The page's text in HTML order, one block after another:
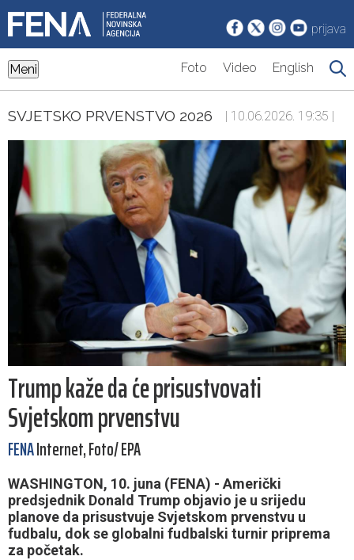
prijava
Meni Foto Video English
SVJETSKO PRVENSTVO 2026 | 10.06.2026. 19:35 |
Trump kaže da će prisustvovati
Svjetskom prvenstvu
FENAInternet, Foto/ EPA
WASHINGTON, 10. juna (FENA) - Američki
predsjednik Donald Trump objavio je u srijedu
planove da prisustvuje Svjetskom prvenstvu u
fudbalu, dok se globalni fudbalski turnir priprema
za početak.